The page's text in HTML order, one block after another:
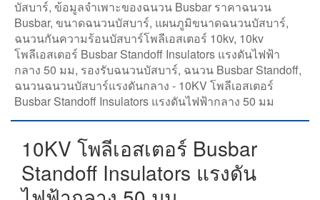
บัสบาร์, ข้อมูลจำเพาะของฉนวน Busbar ราคาฉนวน
Busbar, ขนาดฉนวนบัสบาร์, แผนภูมิขนาดฉนวนบัสบาร์,
ฉนวนกันความร้อนบัสบาร์โพลีเอสเตอร์ 10kv, 10kv
โพลีเอสเตอร์ Busbar Standoff Insulators แรงดันไฟฟ้า
กลาง 50 มม, รองรับฉนวนบัสบาร์, ฉนวน Busbar Standoff,
ฉนวนฉนวนบัสบาร์แรงดันกลาง - 10KV โพลีเอสเตอร์
Busbar Standoff Insulators แรงดันไฟฟ้ากลาง 50 มม
10KV โพลีเอสเตอร์ Busbar
Standoff Insulators แรงดัน